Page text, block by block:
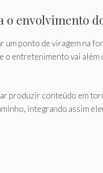
o envolvimento
ponto de viragem na
o entretenimento vai
produzir conteúdo em
integrando assim